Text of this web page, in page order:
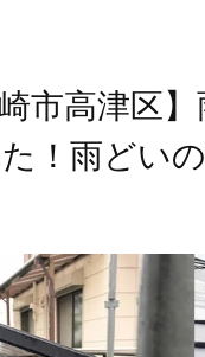
崎市高津区
！雨どい